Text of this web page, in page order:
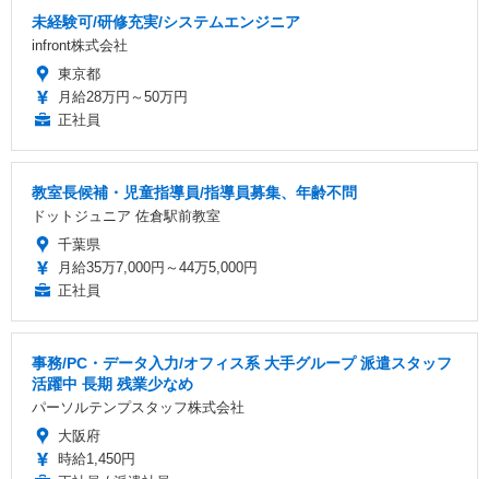
未経験可/研修充実/システムエンジニア
infront株式会社
東京都
月給28万円～50万円
正社員
教室長候補・児童指導員/指導員募集、年齢不問
ドットジュニア 佐倉駅前教室
千葉県
月給35万7,000円～44万5,000円
正社員
事務/PC・データ入力/オフィス系 大手グループ 派遣スタッフ
活躍中 長期 残業少なめ
パーソルテンプスタッフ株式会社
大阪府
時給1,450円